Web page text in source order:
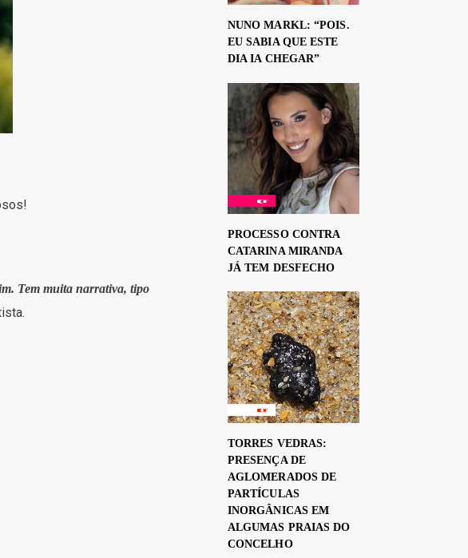
Tem muita narrativa, tipo
NUNO MARKL: “POIS.
EU SABIA QUE ESTE
DIA IA CHEGAR”
PROCESSO CONTRA
CATARINA MIRANDA
JÁ TEM DESFECHO
TORRES VEDRAS:
PRESENÇA DE
AGLOMERADOS DE
PARTÍCULAS
INORGÂNICAS EM
ALGUMAS PRAIAS DO
CONCELHO